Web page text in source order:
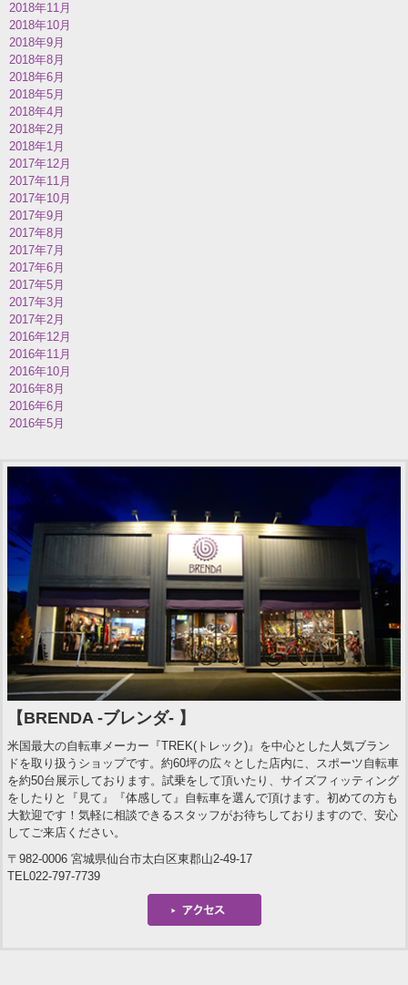
2018年11月
2018年10月
2018年9月
2018年8月
2018年6月
2018年5月
2018年4月
2018年2月
2018年1月
2017年12月
2017年11月
2017年10月
2017年9月
2017年8月
2017年7月
2017年6月
2017年5月
2017年3月
2017年2月
2016年12月
2016年11月
2016年10月
2016年8月
2016年6月
2016年5月
【BRENDA -ブレンダ- 】
米国最大の自転車メーカー『TREK(トレック)』を中心とした人気ブラン
ドを取り扱うショップです。約60坪の広々とした店内に、スポーツ自転車
を約50台展示しております。試乗をして頂いたり、サイズフィッティング
をしたりと『見て』『体感して』自転車を選んで頂けます。初めての方も
大歓迎です！気軽に相談できるスタッフがお待ちしておりますので、安心
してご来店ください。
〒982-0006 宮城県仙台市太白区東郡山2-49-17
TEL022-797-7739